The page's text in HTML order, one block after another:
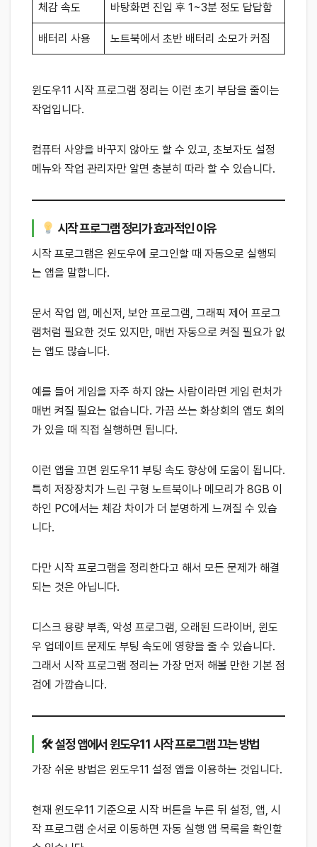
체감 속도 바탕화면 진입 후 1~3분 정도 답답함
배터리 사용 노트북에서 초반 배터리 소모가 커짐
윈도우11 시작 프로그램 정리는 이런 초기 부담을 줄이는
작업입니다.
컴퓨터 사양을 바꾸지 않아도 할 수 있고, 초보자도 설정
메뉴와 작업 관리자만 알면 충분히 따라 할 수 있습니다.
시작 프로그램 정리가 효과적인 이유
시작 프로그램은 윈도우에 로그인할 때 자동으로 실행되
는 앱을 말합니다.
문서 작업 앱, 메신저, 보안 프로그램, 그래픽 제어 프로그
램처럼 필요한 것도 있지만, 매번 자동으로 켜질 필요가 없
는 앱도 많습니다.
예를 들어 게임을 자주 하지 않는 사람이라면 게임 런처가
매번 켜질 필요는 없습니다. 가끔 쓰는 화상회의 앱도 회의
가 있을 때 직접 실행하면 됩니다.
이런 앱을 끄면 윈도우11 부팅 속도 향상에 도움이 됩니다.
특히 저장장치가 느린 구형 노트북이나 메모리가 8GB 이
하인 PC에서는 체감 차이가 더 분명하게 느껴질 수 있습
니다.
다만 시작 프로그램을 정리한다고 해서 모든 문제가 해결
되는 것은 아닙니다.
디스크 용량 부족, 악성 프로그램, 오래된 드라이버, 윈도
우 업데이트 문제도 부팅 속도에 영향을 줄 수 있습니다.
그래서 시작 프로그램 정리는 가장 먼저 해볼 만한 기본 점
검에 가깝습니다.
🛠 설정 앱에서 윈도우11 시작 프로그램 끄는 방법
가장 쉬운 방법은 윈도우11 설정 앱을 이용하는 것입니다.
현재 윈도우11 기준으로 시작 버튼을 누른 뒤 설정, 앱, 시
작 프로그램 순서로 이동하면 자동 실행 앱 목록을 확인할